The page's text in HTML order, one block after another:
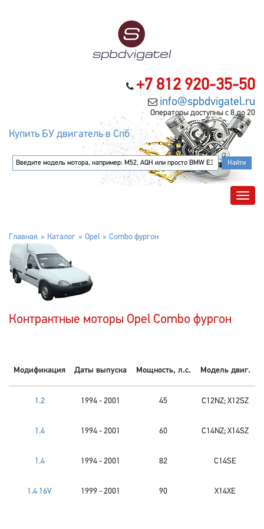
+7 812 920-35-50
info@spbdvigatel.ru
Операторы доступны с 8 до 20
Купить БУ двигатель в Спб
Главная Каталог Opel Combo фургон
Контрактные моторы Opel Combo фургон
Модификация Даты выпуска Мощность, л.с. Модель двиг.
1.2 1994 - 2001 45 C12NZ; X12SZ
1.4 1994 - 2001 60 C14NZ; X14SZ
1.4 1994 - 2001 82 C14SE
1.4 16V 1999 - 2001 90 X14XE